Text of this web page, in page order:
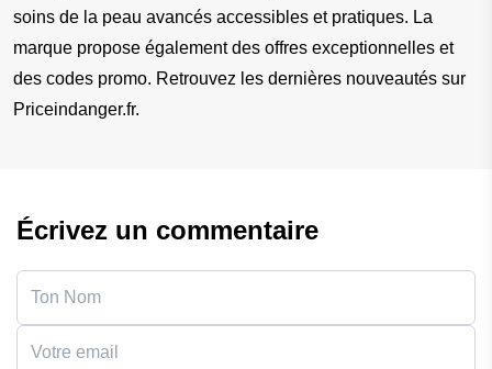
soins de la peau avancés accessibles et pratiques. La
marque propose également des offres exceptionnelles et
des codes promo. Retrouvez les dernières nouveautés sur
Priceindanger.fr.
Écrivez un commentaire